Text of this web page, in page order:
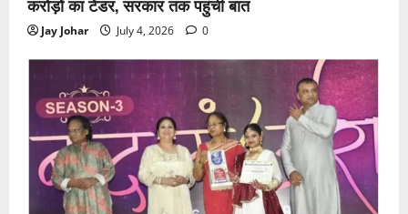
करोड़ों का टेंडर, सरकार तक पहुंची बात
Jay Johar July 4, 2026 0